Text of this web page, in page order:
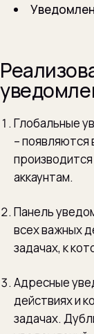
Глобальные
–
аккаунтам.
Панель
всех важных
задачах, к
Адресные
действиях и
задачах.